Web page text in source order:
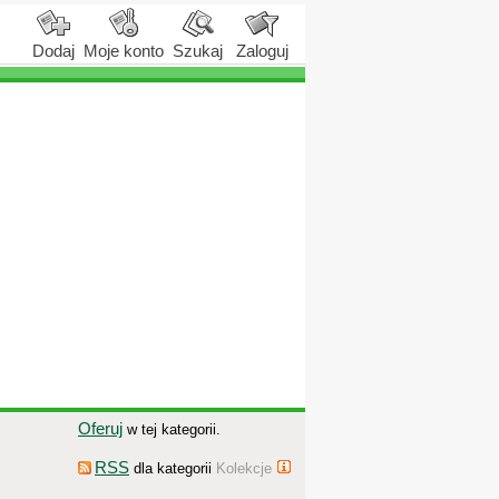
Dodaj Moje konto Szukaj Zaloguj
Oferuj w tej kategorii.
RSS dla kategorii Kolekcje